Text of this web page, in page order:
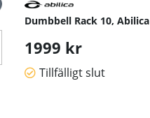
Dumbbell Rack 10, Abilica
1999 kr
Tillfälligt slut